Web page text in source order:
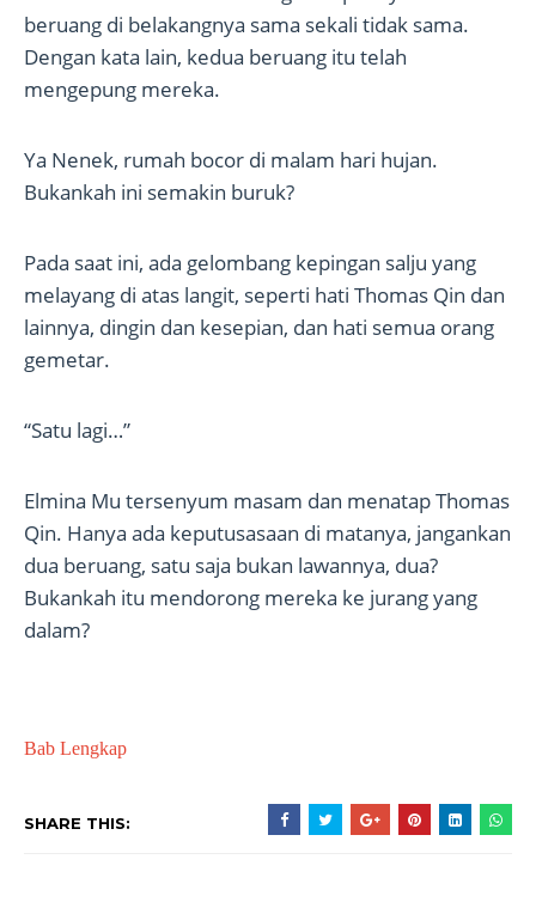
beruang di belakangnya sama sekali tidak sama.
Dengan kata lain, kedua beruang itu telah
mengepung mereka.
Ya Nenek, rumah bocor di malam hari hujan.
Bukankah ini semakin buruk?
Pada saat ini, ada gelombang kepingan salju yang
melayang di atas langit, seperti hati Thomas Qin dan
lainnya, dingin dan kesepian, dan hati semua orang
gemetar.
“Satu lagi…”
Elmina Mu tersenyum masam dan menatap Thomas
Qin. Hanya ada keputusasaan di matanya, jangankan
dua beruang, satu saja bukan lawannya, dua?
Bukankah itu mendorong mereka ke jurang yang
dalam?
Bab Lengkap
SHARE THIS: